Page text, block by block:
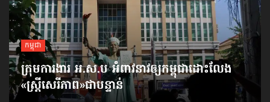
កម្ពុជា
ក្រុមការងារ អ.ស.ប អំពាវនាវ​ឲ្យកម្ពុជា​ដោះលែង​
«ស្ត្រីសេរីភាព»​ជាបន្ទាន់